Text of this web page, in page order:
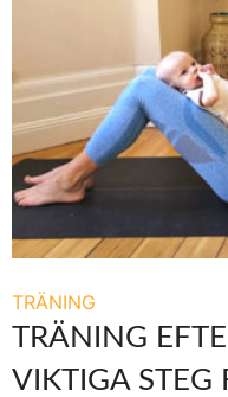
TRÄNING
TRÄNING
VIKTIGA STEG